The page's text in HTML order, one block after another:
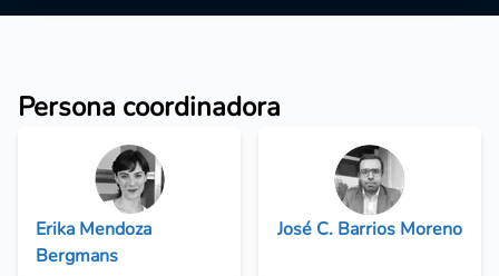
Persona coordinadora
Erika Mendoza
Bergmans
José C. Barrios Moreno